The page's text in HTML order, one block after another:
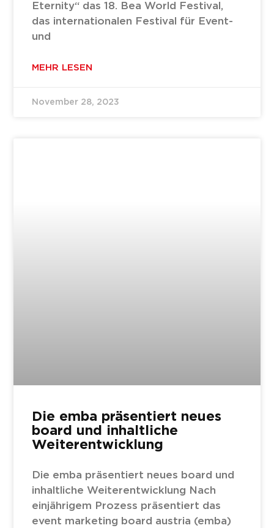
Eternity“ das 18. Bea World Festival,
das internationalen Festival für Event-
und
MEHR LESEN
November 28, 2023
Die emba präsentiert neues
board und inhaltliche
Weiterentwicklung
Die emba präsentiert neues board und
inhaltliche Weiterentwicklung Nach
einjährigem Prozess präsentiert das
event marketing board austria (emba)